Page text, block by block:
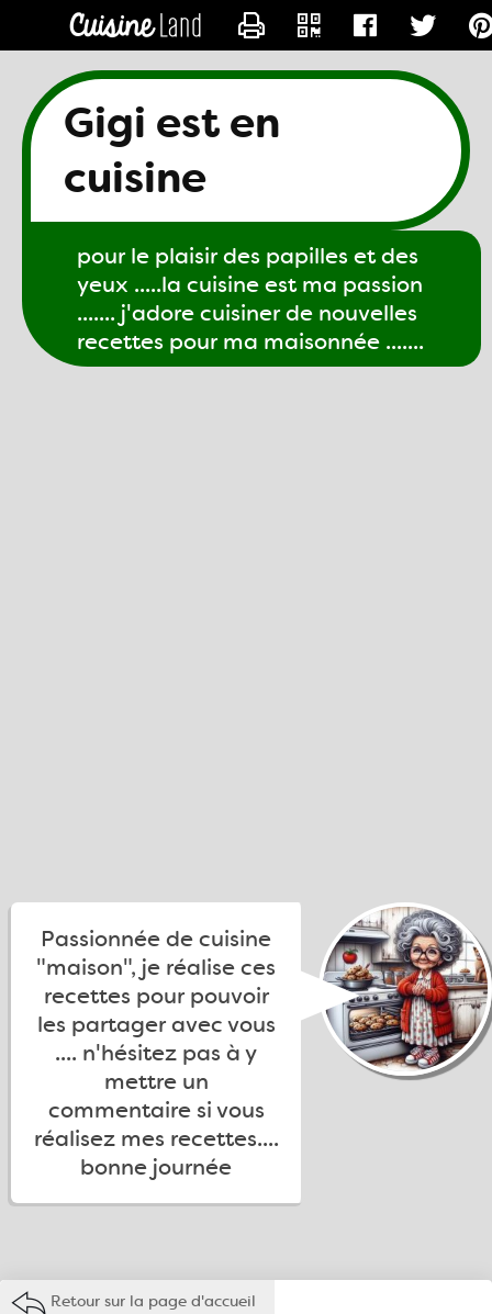
Gigi est en
cuisine
pour le plaisir des papilles et des
yeux .....la cuisine est ma passion
....... j'adore cuisiner de nouvelles
recettes pour ma maisonnée .......
Passionnée de cuisine
"maison", je réalise ces
recettes pour pouvoir
les partager avec vous
.... n'hésitez pas à y
mettre un
commentaire si vous
réalisez mes recettes....
bonne journée
Retour sur la page d'accueil
CONTACTER GIGI61